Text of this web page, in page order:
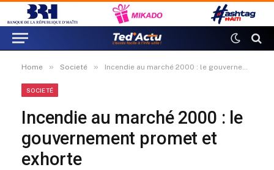
Home » Societé » Incendie au marché 2000 : le gouvernement promet et exhorte
SOCIETÉ
Incendie au marché 2000 : le
gouvernement promet et
exhorte